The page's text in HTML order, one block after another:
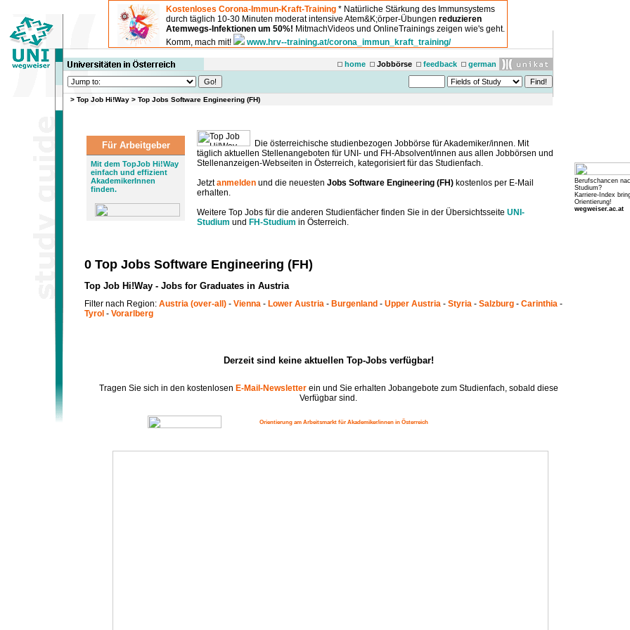
Kostenloses Corona-Immun-Kraft-Training * Natürliche Stärkung des Immunsystems
durch täglich 10-30 Minuten moderat intensive Atem&K;örper-Übungen reduzieren
Atemwegs-Infektionen um 50%! MitmachVideos und OnlineTrainings zeigen wie's geht.
Komm, mach mit!
www.hrv--training.at/corona_immun_kraft_training/
home Jobbörse feedback german
> Top Job Hi!Way > Top Jobs Software Engineering (FH)
Für Arbeitgeber
Mit dem TopJob Hi!Way
einfach und effizient
AkademikerInnen
finden.
Die österreichische studienbezogen Jobbörse für Akademiker/innen. Mit
täglich aktuellen Stellenangeboten für UNI- und FH-Absolvent/innen aus allen Jobbörsen und
Stellenanzeigen-Webseiten in Österreich, kategorisiert für das Studienfach.
Jetztanmelden und die neuesten Jobs Software Engineering (FH) kostenlos per E-Mail
erhalten.
Weitere Top Jobs für die anderen Studienfächer finden Sie in der Übersichtsseite UNI-
Studium und FH-Studium in Österreich.
0 Top Jobs Software Engineering (FH)
Top Job Hi!Way - Jobs for Graduates in Austria
Filter nach Region: Austria (over-all) - Vienna - Lower Austria - Burgenland - Upper Austria - Styria - Salzburg - Carinthia -
Tyrol - Vorarlberg
Derzeit sind keine aktuellen Top-Jobs verfügbar!
Tragen Sie sich in den kostenlosen E-Mail-Newsletterein und Sie erhalten Jobangebote zum Studienfach, sobald diese
Verfügbar sind.
Orientierung am Arbeitsmarkt für Akademiker/innen in Österreich
Berufschancen
Studium?
Karriere-Index
Orientierung!
wegweiser.ac.at